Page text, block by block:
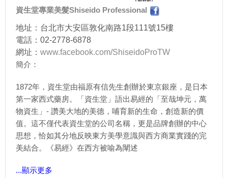
資生堂專業美髮Shiseido Professional
地址：台北市大安區敦化南路1段111號15樓
電話：02-2778-6878
網址： www.facebook.com/ShiseidoProTW
簡介：
1872年，資生堂由福原有信先生創辦於東京銀座，是日本
第一家西式藥房。「資生堂」語出易經的「至哉坤元，萬
物資生」- 讚美大地的美德，哺育新的生命，創造新的價
值。這不僅代表資生堂的公司名稱，更是品牌創辦的中心
思想，恰如其分地反映東方美學意識與西方商業實踐的完
美結合。《易經》在西方被喻為闡述
...顯示更多